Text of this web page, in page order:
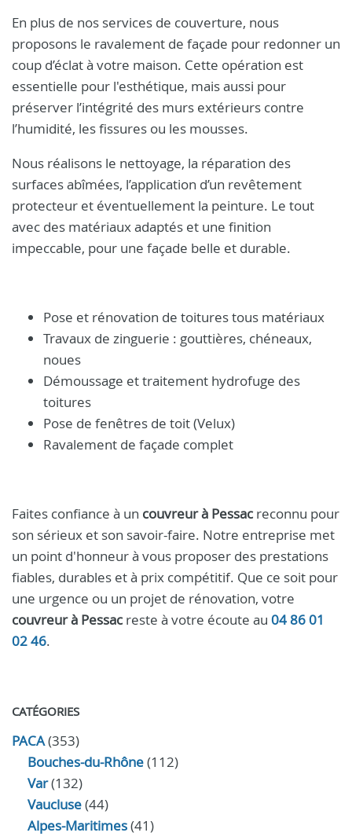
En plus de nos services de couverture, nous
proposons le ravalement de façade pour redonner un
coup d’éclat à votre maison. Cette opération est
essentielle pour l'esthétique, mais aussi pour
préserver l’intégrité des murs extérieurs contre
l’humidité, les fissures ou les mousses.
Nous réalisons le nettoyage, la réparation des
surfaces abîmées, l’application d’un revêtement
protecteur et éventuellement la peinture. Le tout
avec des matériaux adaptés et une finition
impeccable, pour une façade belle et durable.
Pose et rénovation de toitures tous matériaux
Travaux de zinguerie : gouttières, chéneaux,
noues
Démoussage et traitement hydrofuge des
toitures
Pose de fenêtres de toit (Velux)
Ravalement de façade complet
Faites confiance à un couvreur à Pessac reconnu pour
son sérieux et son savoir-faire. Notre entreprise met
un point d'honneur à vous proposer des prestations
fiables, durables et à prix compétitif. Que ce soit pour
une urgence ou un projet de rénovation, votre
couvreur à Pessac reste à votre écoute au 04 86 01
02 46.
CATÉGORIES
PACA(353)
Bouches-du-Rhône(112)
Var(132)
Vaucluse(44)
Alpes-Maritimes(41)